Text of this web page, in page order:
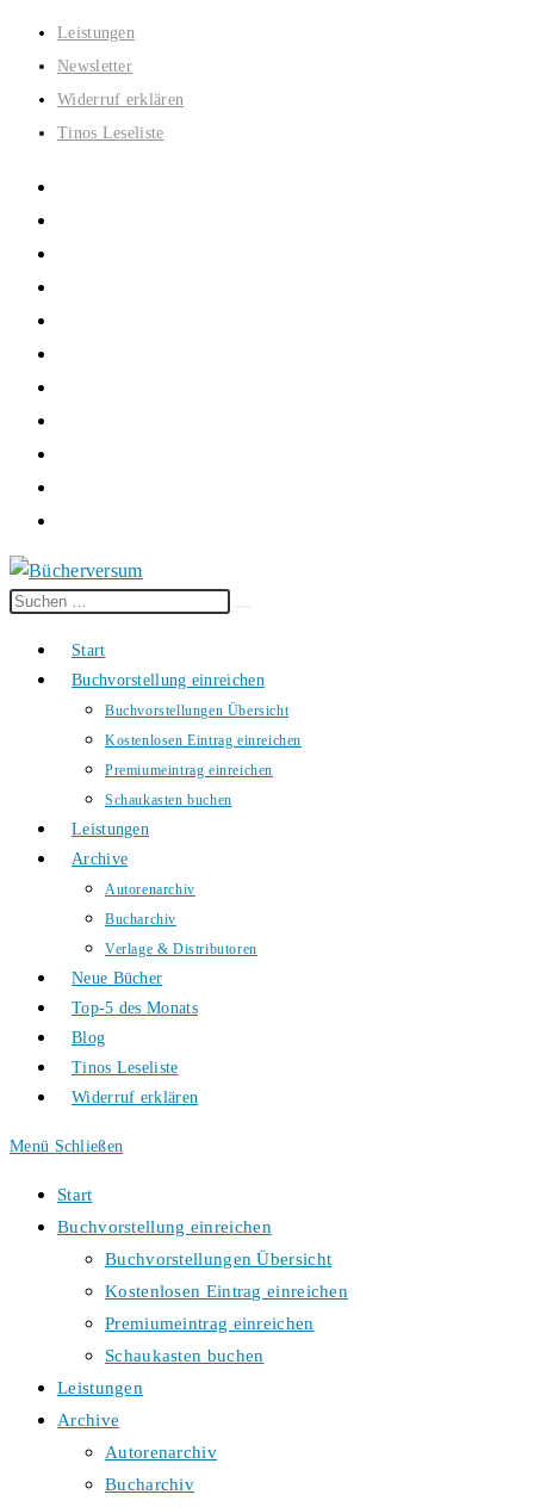
Zum
Inhalt
springen
Leistungen
Newsletter
Widerruf erklären
Tinos Leseliste
Diese
durchsuchen
Start
Buchvorstellung einreichen
Buchvorstellungen Übersicht
Kostenlosen Eintrag einreichen
Premiumeintrag einreichen
Schaukasten buchen
Leistungen
Archive
Autorenarchiv
Bucharchiv
Verlage & Distributoren
Neue Bücher
Top-5 des Monats
Blog
Tinos Leseliste
Widerruf erklären
Menü Schließen
Start
Buchvorstellung einreichen
Buchvorstellungen Übersicht
Kostenlosen Eintrag einreichen
Premiumeintrag einreichen
Schaukasten buchen
Leistungen
Archive
Autorenarchiv
Bucharchiv